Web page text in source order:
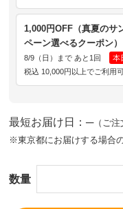
1,000円OFF（真夏のサ
ペーン選べるクーポン）
8/9（日）まで あと1回
本
税込 10,000円以上でご利用
最短お届け日：─（ご注
※東京都にお届けする場合
数量